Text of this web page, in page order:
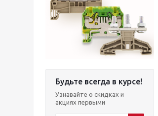
Будьте всегда в курсе!
Узнавайте о скидках и
акциях первыми